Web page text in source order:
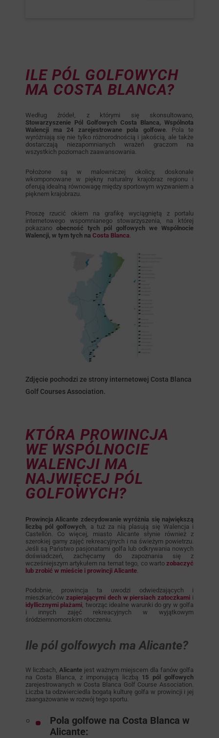
ILE PÓL GOLFOWYCH
MA COSTA BLANCA?
Według źródeł, z którymi się skonsultowano,
Stowarzyszenie Pól Golfowych Costa Blanca, Wspólnota
Walencji ma
24 zarejestrowane pola golfowe. Pola te
wyróżniają się nie tylko różnorodnością i jakością, ale także
dostarczają niezapomnianych wrażeń graczom na
wszystkich poziomach zaawansowania.
Położone są w malowniczej okolicy, doskonale
wkomponowane w piękny naturalny krajobraz regionu i
oferują idealną równowagę między sportowym wyzwaniem a
pięknem krajobrazu.
Proszę rzucić okiem na grafikę wyciągniętą z portalu
internetowego wspomnianego stowarzyszenia, na której
pokazano obecność tych pól golfowych we Wspólnocie
Walencji, w tym tych na Costa Blanca
Zdjęcie pochodzi ze strony internetowej Costa Blanca
Golf Courses Association.
KTÓRA PROWINCJA
WE WSPÓLNOCIE
WALENCJI MA
NAJWIĘCEJ PÓL
GOLFOWYCH?
Prowincja Alicante zdecydowanie wyróżnia się największą
liczbą pól golfowych , a tuż za nią plasują się Walencja i
Castellón. Co więcej, miasto Alicante słynie również z
szerokiej gamy zajęć rekreacyjnych i na świeżym powietrzu.
Jeśli są Państwo pasjonatami golfa lub odkrywania nowych
doświadczeń, zachęcamy do zapoznania się z
wcześniejszym artykułem na temat tego, co wartozobaczyć
lub zrobić w mieście i prowincji Alicante.
Podobnie, prowincja ta uwodzi odwiedzających i
mieszkańców zapierającymi dech w piersiach zatoczkami i
idyllicznymi plażami, tworząc idealne warunki do gry w golfa
i innych zajęć rekreacyjnych w wyjątkowym
śródziemnomorskim otoczeniu.
Ile pól golfowych ma Alicante?
W liczbach, Alicante jest ważnym miejscem dla fanów golfa
na Costa Blanca, z imponującą liczbą 15 pól golfowych
zarejestrowanych w Costa Blanca Golf Course Association.
Liczba ta odzwierciedla bogatą kulturę golfa w prowincji i jej
zaangażowanie w rozwój tego sportu.
Pola golfowe na Costa Blanca w
Alicante: